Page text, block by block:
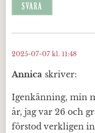
SVARA
Annica skriver:
2025-07-07 kl. 11:48
Igenkänning, min
år, jag var 26 och
förstod verkligen